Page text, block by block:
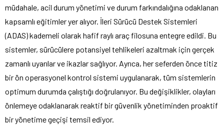
müdahale, acil durum yönetimi ve durum farkındalığına odaklanan
kapsamlı eğitimler yer alıyor. İleri Sürücü Destek Sistemleri
(ADAS) kademeli olarak hafif raylı araç filosuna entegre edildi. Bu
sistemler, sürücülere potansiyel tehlikeleri azaltmak için gerçek
zamanlı uyarılar ve ikazlar sağlıyor. Ayrıca, her seferden önce titiz
bir ön operasyonel kontrol sistemi uygulanarak, tüm sistemlerin
optimum durumda çalıştığı doğrulanıyor. Bu değişiklikler, olayları
önlemeye odaklanarak reaktif bir güvenlik yönetiminden proaktif
bir yönetime geçişi temsil ediyor.